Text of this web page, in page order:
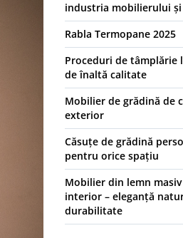
industria mobilierului
Rabla Termopane 2025
Proceduri de tâmplărie
de înaltă calitate
Mobilier de grădină de
exterior
Căsuțe de grădină
pentru orice spațiu
Mobilier din lemn
interior – eleganță
durabilitate